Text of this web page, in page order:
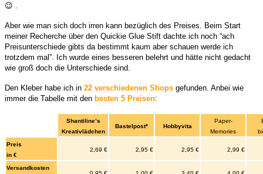
😉 .
Aber wie man sich doch irren kann bezüglich des Preises. Beim Start
meiner Recherche über den Quickie Glue Stift dachte ich noch “ach
Preisunterschiede gibts da bestimmt kaum aber schauen werde ich
trotzdem mal”. Ich wurde eines besseren belehrt und hätte nicht gedacht
wie groß doch die Unterschiede sind.
Den Kleber habe ich in 22 verschiedenen Shops gefunden. Anbei wie
immer die Tabelle mit den besten 5 Preisen:
Shantiline’s
Kreativlädchen
Bastelpost* Hobbyvita
Paper-
Memories
Preis
in €
2,69 € 2,95 € 2,95 € 2,99 €
Versandkosten